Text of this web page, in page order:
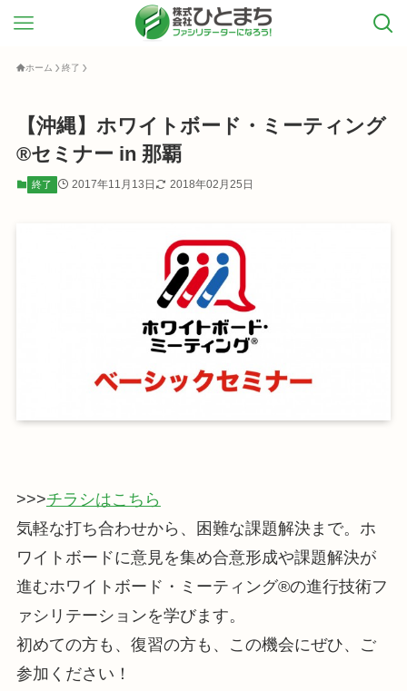
ホーム 終了
【沖縄】ホワイトボード・ミーティング
®セミナー in 那覇
終了 2017年11月13日 2018年02月25日
>>>チラシはこちら
気軽な打ち合わせから、困難な課題解決まで。ホ
ワイトボードに意見を集め合意形成や課題解決が
進むホワイトボード・ミーティング®の進行技術フ
ァシリテーションを学びます。
初めての方も、復習の方も、この機会にぜひ、ご
参加ください！